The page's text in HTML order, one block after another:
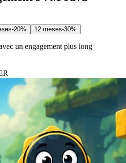
-20% 12 meses-30%
un engagement plus long